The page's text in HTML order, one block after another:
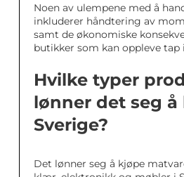
Noen av ulempene med å
inkluderer håndtering av
samt de økonomiske
butikker som kan oppleve
Hvilke typer
lønner det seg å
Sverige?
Det lønner seg å kjøpe